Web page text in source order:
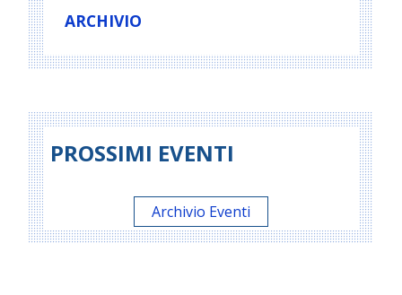
ARCHIVIO
PROSSIMI EVENTI
Archivio Eventi